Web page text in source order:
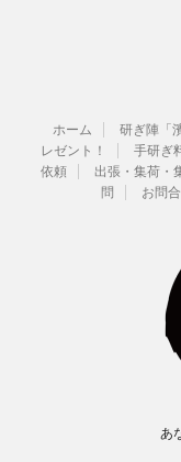
ホーム 研ぎ陣「
レゼント！
手研ぎ
依頼
出張・集荷・
問
お問
あ